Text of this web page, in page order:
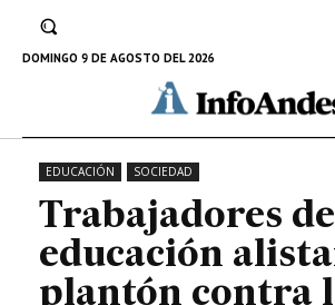
DOMINGO 9 DE AGOSTO DEL 2026
educación alistan
la Ugel
19 DE JUNIO DE 2023
EDUCACIÓN SOCIEDAD
Trabajadores
educación
plantón contra